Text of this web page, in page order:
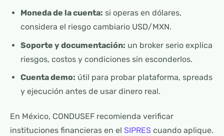
Moneda de la cuenta: si operas en dólares,
considera el riesgo cambiario USD/MXN.
Soporte y documentación: un broker serio explica
riesgos, costos y condiciones sin esconderlos.
Cuenta demo: útil para probar plataforma, spreads
y ejecución antes de usar dinero real.
En México, CONDUSEF recomienda verificar
instituciones financieras en el SIPRES cuando aplique.